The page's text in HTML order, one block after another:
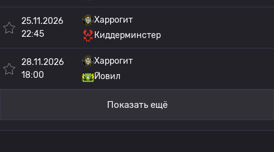
25.11.2026
22:45
Харрогит
Киддерминстер
28.11.2026
18:00
Харрогит
Йовил
Показать ещё